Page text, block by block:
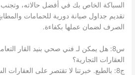
السباكة الخاص بك في أفضل حالاته، وتجنب
تقديم جداول صيانة دورية للحمامات
الصرف لضمان عملها بكفاءة.
س8: هل يمكن لـ فني صحي بنيد القار
العقارات التجارية؟
ج8: بالطبع. خبرتنا لا تقتصر على